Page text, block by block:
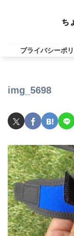
ち
プライバシーポ
img_5698